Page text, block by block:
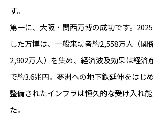
す。
第一に、大阪・関西万博の成功です。
した万博は、一般来場者約2,558万人（関
2,902万人）を集め、経済波及効果は経済
で約3.6兆円。夢洲への地下鉄延伸をはじ
整備されたインフラは恒久的な受け入れ
た。